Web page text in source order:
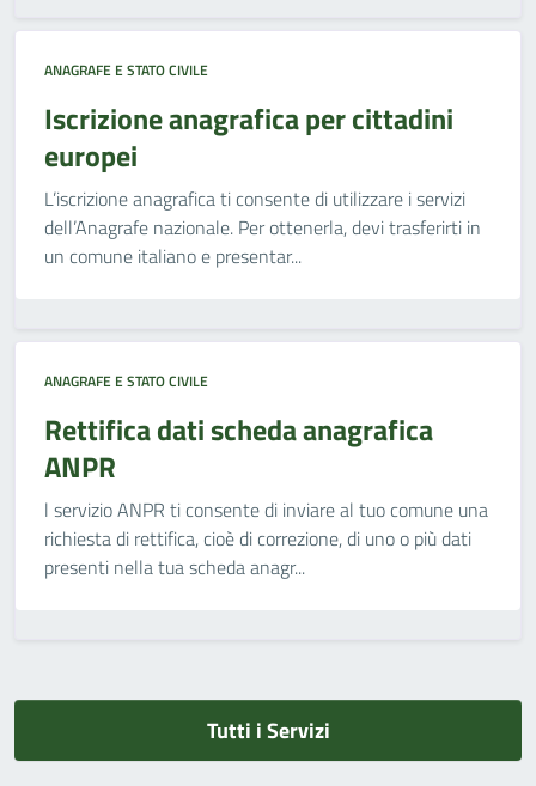
ANAGRAFE E STATO CIVILE
Iscrizione anagrafica per cittadini
europei
L’iscrizione anagrafica ti consente di utilizzare i servizi
dell’Anagrafe nazionale. Per ottenerla, devi trasferirti in
un comune italiano e presentar...
ANAGRAFE E STATO CIVILE
Rettifica dati scheda anagrafica
ANPR
l servizio ANPR ti consente di inviare al tuo comune una
richiesta di rettifica, cioè di correzione, di uno o più dati
presenti nella tua scheda anagr...
Tutti i Servizi